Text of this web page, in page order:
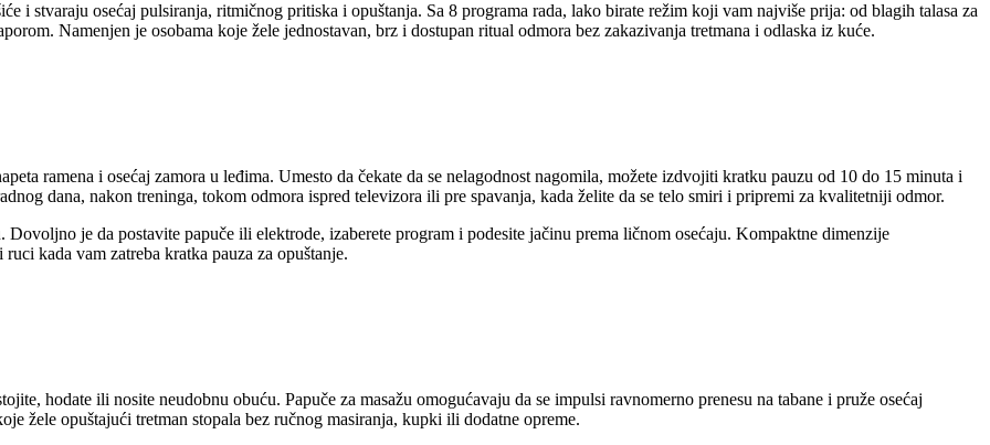
i stvaraju osećaj pulsiranja, ritmičnog pritiska i opuštanja. Sa 8 programa rada, lako birate režim koji vam najviše prija: od blagih talasa za
Namenjen je osobama koje žele jednostavan, brz i dostupan ritual odmora bez zakazivanja tretmana i odlaska iz kuće.
ramena i osećaj zamora u leđima. Umesto da čekate da se nelagodnost nagomila, možete izdvojiti kratku pauzu od 10 do 15 minuta i
dana, nakon treninga, tokom odmora ispred televizora ili pre spavanja, kada želite da se telo smiri i pripremi za kvalitetniji odmor.
Dovoljno je da postavite papuče ili elektrode, izaberete program i podesite jačinu prema ličnom osećaju. Kompaktne dimenzije
kada vam zatreba kratka pauza za opuštanje.
hodate ili nosite neudobnu obuću. Papuče za masažu omogućavaju da se impulsi ravnomerno prenesu na tabane i pruže osećaj
žele opuštajući tretman stopala bez ručnog masiranja, kupki ili dodatne opreme.